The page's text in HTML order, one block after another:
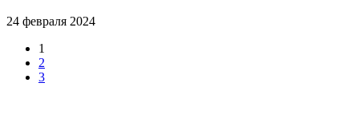
24 февраля 2024
1
2
3